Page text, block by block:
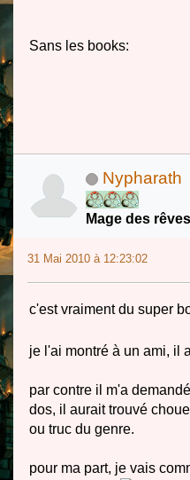
Sans les books:
Nypharath
Mage des rêves
31 Mai 2010 à 12:23:02
c'est vraiment du super
je l'ai montré à un ami, il
par contre il m'a
dos, il aurait trouvé
ou truc du genre.
pour ma part, je vais